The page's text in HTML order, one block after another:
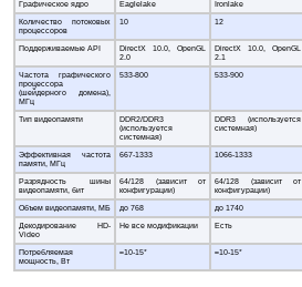
Графическое ядро
Eaglelake Ironlake
Количество потоковых
процессоров
10 12
Поддерживаемые API
DirectX 10.0, OpenGL
2.0
DirectX 10.0, OpenGL
2.1
Частота графического
процессора
(шейдерного домена),
МГц
533-800 533-900
Тип видеопамяти
DDR2/DDR3
(используется
системная)
DDR3 (используется
системная)
Эффективная частота
памяти, МГц
667-1333 1066-1333
Разрядность шины
видеопамяти, бит
64/128 (зависит от
конфигурации)
64/128 (зависит от
конфигурации)
Объем видеопамяти, МБ до 768 до 1740
Декодирование HD-
Video
Не все модификации Есть
Потребляемая
мощность, Вт
≈10-15* ≈10-15*